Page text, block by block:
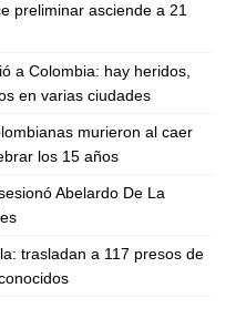
preliminar asciende a 21
a Colombia: hay heridos,
en varias ciudades
murieron al caer
los 15 años
Abelardo De La
trasladan a 117 presos de